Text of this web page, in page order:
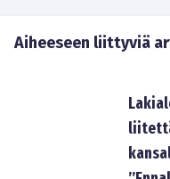
Aiheeseen liittyviä